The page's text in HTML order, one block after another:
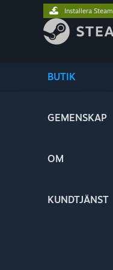
BUTIK
GEMENSKAP
OM
KUNDTJÄNST
Installera Steam